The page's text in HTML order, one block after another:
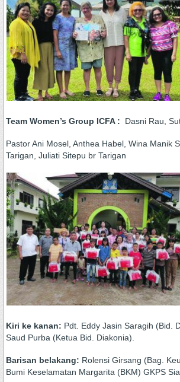
Team Women’s Group ICFA : Dasni Rau,
Pastor Ani Mosel, Anthea Habel, Wina Manik
Tarigan, Juliati Sitepu br Tarigan
Kiri ke kanan: Pdt. Eddy Jasin Saragih (Bid.
Saud Purba (Ketua Bid. Diakonia).
Barisan belakang: Rolensi Girsang (Bag.
Bumi Keselamatan Margarita (BKM) GKPS